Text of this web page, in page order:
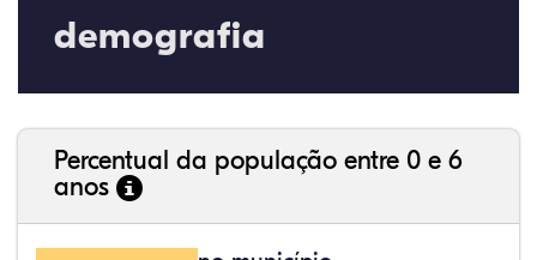
demografia
Percentual da população entre 0 e 6
anos